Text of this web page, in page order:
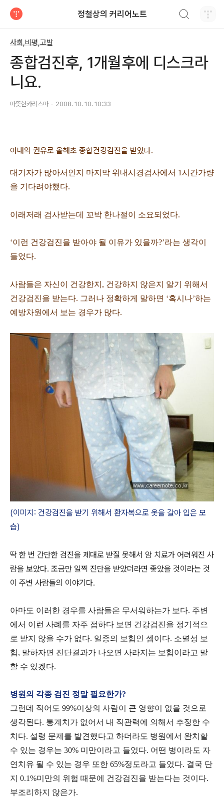
정철상의 커리어노트
사회,비평,고발
종합검진후, 1개월후에 디스크라
니요.
따뜻한카리스마 2008. 10. 10. 10:33
아내의 권유로 올해초 종합건강검진을 받았다.
대기자가 많아서인지 마지막 위내시경검사에서 1시간가량
을 기다려야했다.
이래저래 검사받는데 꼬박 한나절이 소요되었다.
‘이런 건강검진을 받아야 될 이유가 있을까?’라는 생각이
들었다.
사람들은 자신이 건강한지, 건강하지 않은지 알기 위해서
건강검진을 받는다. 그러나 정확하게 말하면 ‘혹시나’하는
예방차원에서 보는 경우가 많다.
(이미지: 건강검진을 받기 위해서 환자복으로 옷을 갈아 입은 모
습)
딱 한 번 간단한 검진을 제대로 받질 못해서 암 치료가 어려워진 사
람을 보았다. 조금만 일찍 진단을 받았더라면 좋았을 것이라는 것
이 주변 사람들의 이야기다.
아마도 이러한 경우를 사람들은 무서워하는가 보다. 주변
에서 이런 사례를 자주 접하다 보면 건강검진을 정기적으
로 받지 않을 수가 없다. 일종의 보험인 셈이다. 소멸성 보
험, 말하자면 진단결과가 나오면 사라지는 보험이라고 말
할 수 있겠다.
병원의 각종 검진 정말 필요한가?
그런데 적어도 99%이상의 사람이 큰 영향이 없을 것으로
생각된다. 통계치가 없어서 내 직관력에 의해서 추정한 수
치다. 설령 문제를 발견했다고 하더라도 병원에서 완치할
수 있는 경우는 30% 미만이라고 들었다. 어떤 병이라도 자
연치유 될 수 있는 경우 또한 65%정도라고 들었다. 결국 단
지 0.1%미만의 위험 때문에 건강검진을 받는다는 것이다.
부조리하지 않은가.